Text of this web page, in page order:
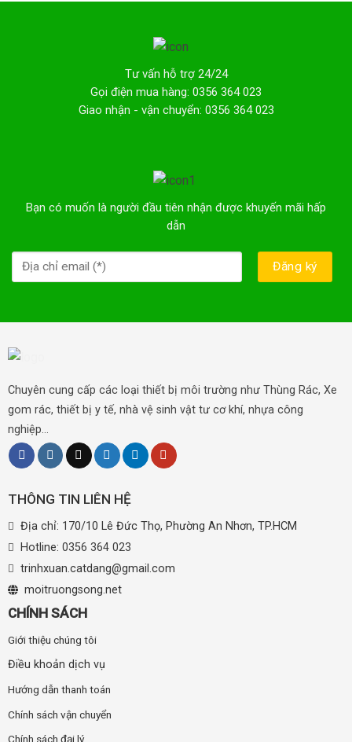
Tư vấn hỗ trợ 24/24
Gọi điện mua hàng: 0356 364 023
Giao nhận - vận chuyển: 0356 364 023
Bạn có muốn là người đầu tiên nhận được khuyến mãi hấp
dẫn
Chuyên cung cấp các loại thiết bị môi trường như Thùng Rác, Xe
gom rác, thiết bị y tế, nhà vệ sinh vật tư cơ khí, nhựa công
nghiệp...
THÔNG TIN LIÊN HỆ
Địa chỉ: 170/10 Lê Đức Thọ, Phường An Nhơn, TP.HCM
Hotline: 0356 364 023
trinhxuan.catdang@gmail.com
moitruongsong.net
CHÍNH SÁCH
Giới thiệu chúng tôi
Điều khoản dịch vụ
Hướng dẫn thanh toán
Chính sách vận chuyển
Chính sách đại lý